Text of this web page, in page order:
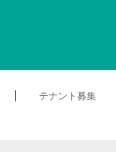
テナント募集